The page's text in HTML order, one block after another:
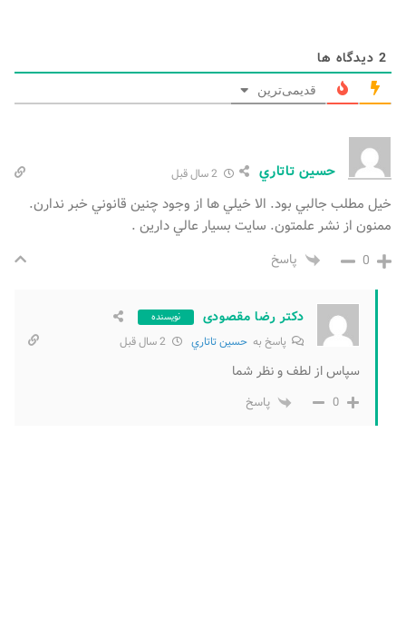
2 دیدگاه ها
قدیمی‌ترین
حسين تاتاري
خيل مطلب جالبي بود. الا خيلي ها از وجود چنين قانوني خبر ندارن.
ممنون از نشر علمتون. سايت بسيار عالي دارين .
0 پاسخ
دکتر رضا مقصودی نویسنده
پاسخ به حسين تاتاري
سپاس از لطف و نظر شما
0 پاسخ